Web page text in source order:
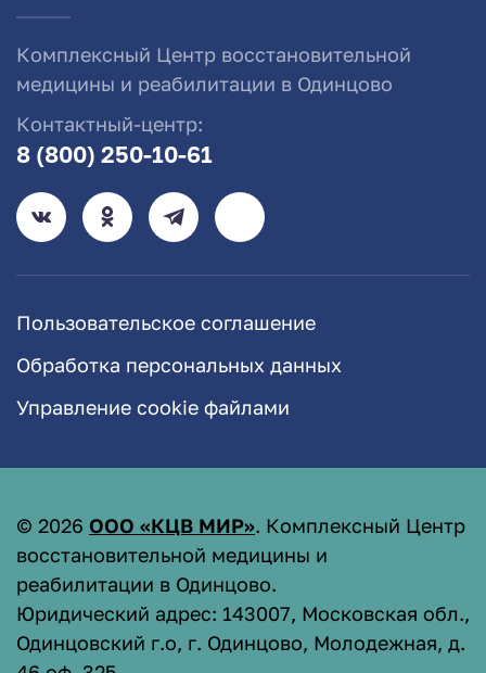
Комплексный Центр восстановительной
медицины и реабилитации в Одинцово
Контактный-центр:
8 (800) 250-10-61
Пользовательское соглашение
Обработка персональных данных
Управление cookie файлами
© 2026 ООО «КЦВ МИР». Комплексный Центр
восстановительной медицины и
реабилитации в Одинцово.
Юридический адрес: 143007, Московская обл.,
Одинцовский г.о, г. Одинцово, Молодежная, д.